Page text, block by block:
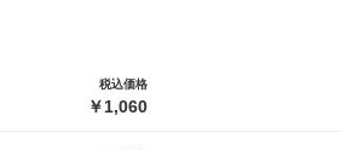
税込価格
￥1,060